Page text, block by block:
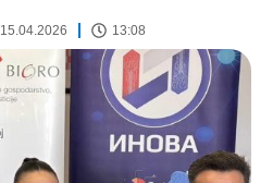
15.04.2026 13:08